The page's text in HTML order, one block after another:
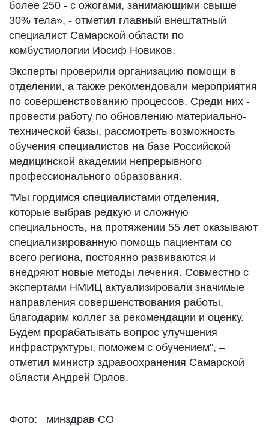
более 250 - с ожогами, занимающими свыше
30% тела», - отметил главный внештатный
специалист Самарской области по
комбустиологии Иосиф Новиков.
Эксперты проверили организацию помощи в
отделении, а также рекомендовали мероприятия
по совершенствованию процессов. Среди них -
провести работу по обновлению материально-
технической базы, рассмотреть возможность
обучения специалистов на базе Российской
медицинской академии непрерывного
профессионального образования.
"Мы гордимся специалистами отделения,
которые выбрав редкую и сложную
специальность, на протяжении 55 лет оказывают
специализированную помощь пациентам со
всего региона, постоянно развиваются и
внедряют новые методы лечения. Совместно с
экспертами НМИЦ актуализировали значимые
направления совершенствования работы,
благодарим коллег за рекомендации и оценку.
Будем прорабатывать вопрос улучшения
инфраструктуры, поможем с обучением", –
отметил министр здравоохранения Самарской
области Андрей Орлов.
Фото: минздрав СО